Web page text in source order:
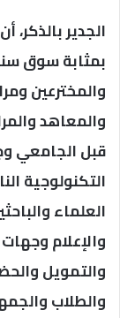
الجدير بالذكر،
بمثابة سوق
والمخترعين
والمعاهد
قبل الجامعي
التكنولوجية
العلماء
والإعلام
والتمويل
والطلاب